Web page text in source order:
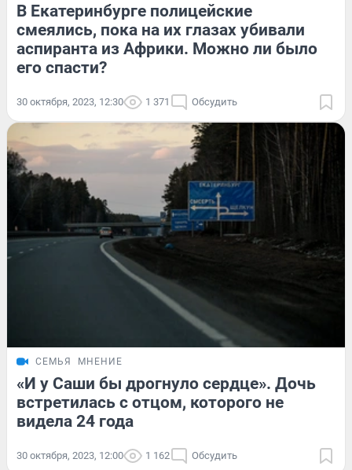
В Екатеринбурге полицейские
смеялись, пока на их глазах убивали
аспиранта из Африки. Можно ли было
его спасти?
30 октября, 2023, 12:30 1 371 Обсудить
СЕМЬЯ МНЕНИЕ
«И у Саши бы дрогнуло сердце». Дочь
встретилась с отцом, которого не
видела 24 года
30 октября, 2023, 12:00 1 162 Обсудить